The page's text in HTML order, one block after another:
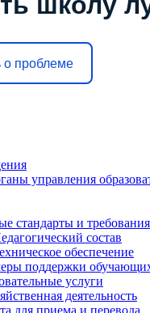
о проблеме
управления
стандарты и требования
состав
обеспечение
поддержки
услуги
деятельность